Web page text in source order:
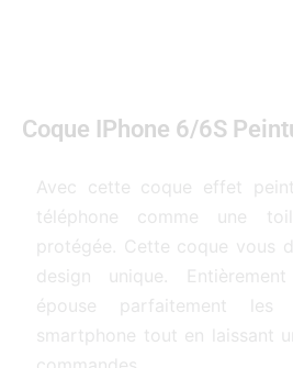
Coque IPhone 6/6S
Avec cette coque effet
téléphone comme une
protégée. Cette coque vous
design unique.
épouse parfaitement
smartphone tout en laissant